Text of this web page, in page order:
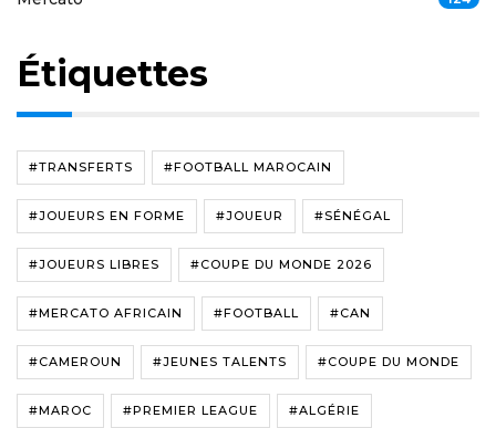
Étiquettes
#TRANSFERTS #FOOTBALL MAROCAIN
#JOUEURS EN FORME #JOUEUR #SÉNÉGAL
#JOUEURS LIBRES #COUPE DU MONDE 2026
#MERCATO AFRICAIN #FOOTBALL #CAN
#CAMEROUN #JEUNES TALENTS #COUPE DU MONDE
#MAROC #PREMIER LEAGUE #ALGÉRIE